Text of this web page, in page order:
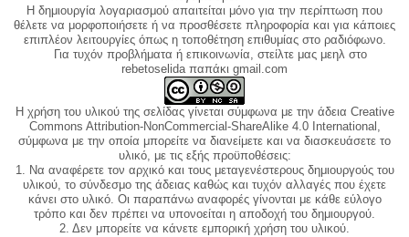
Η δημιουργία λογαριασμού απαιτείται μόνο για την περίπτωση που
θέλετε να μορφοποιήσετε ή να προσθέσετε πληροφορία και για κάποιες
επιπλέον λειτουργίες όπως η τοποθέτηση επιθυμίας στο ραδιόφωνο.
Για τυχόν προβλήματα ή επικοινωνία, στείλτε μας μεηλ στο
rebetoselida παπάκι gmail.com
Η χρήση του υλικού της σελίδας γίνεται σύμφωνα με την άδεια Creative
Commons Attribution-NonCommercial-ShareAlike 4.0 International,
σύμφωνα με την οποία μπορείτε να διανείμετε και να διασκευάσετε το
υλικό, με τις εξής προϋποθέσεις:
1. Να αναφέρετε τον αρχικό και τους μεταγενέστερους δημιουργούς του
υλικού, το σύνδεσμο της άδειας καθώς και τυχόν αλλαγές που έχετε
κάνει στο υλικό. Οι παραπάνω αναφορές γίνονται με κάθε εύλογο
τρόπο και δεν πρέπει να υπονοείται η αποδοχή του δημιουργού.
2. Δεν μπορείτε να κάνετε εμπορική χρήση του υλικού.